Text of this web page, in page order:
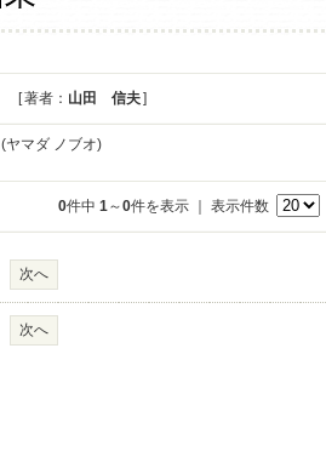
[ 著者： 山田 信夫]
(ヤマダ ノブオ)
0件中 1～0件を表示 ｜ 表示件数
次へ
次へ